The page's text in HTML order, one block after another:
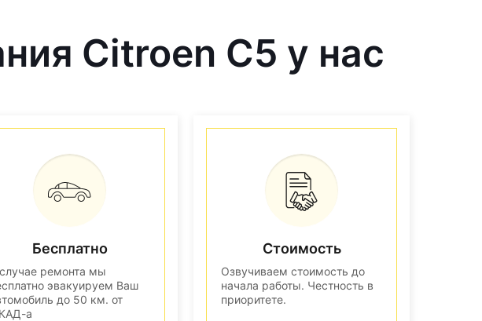
Citroen C5 у нас
Бесплатно
ремонта мы
эвакуируем Ваш
до 50 км. от
а
Стоимость
Озвучиваем стоимость до
начала работы. Честность в
приоритете.